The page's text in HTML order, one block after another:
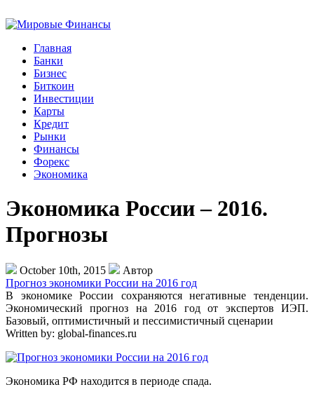
Главная
Банки
Бизнес
Биткоин
Инвестиции
Карты
Кредит
Рынки
Финансы
Форекс
Экономика
Экономика России – 2016.
Прогнозы
October 10th, 2015
Автор
Прогноз экономики России на 2016 год
В экономике России сохраняются негативные тенденции.
Экономический прогноз на 2016 год от экспертов ИЭП.
Базовый, оптимистичный и пессимистичный сценарии
Written by: global-finances.ru
Экономика РФ находится в периоде спада.